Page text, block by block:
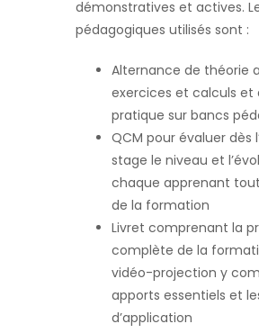
démonstratives et actives.
pédagogiques utilisés sont :
Alternance de théorie
exercices et calculs et
pratique sur bancs
QCM pour évaluer dès
stage le niveau et
chaque apprenant
de la formation
Livret comprenant la
complète de la
vidéo-projection y
apports essentiels et
d’application